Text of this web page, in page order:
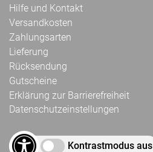
Hilfe und Kontakt
Versandkosten
Zahlungsarten
Lieferung
Rücksendung
Gutscheine
Erklärung zur Barrierefreiheit
Datenschutzeinstellungen
Kontrastmodus aus